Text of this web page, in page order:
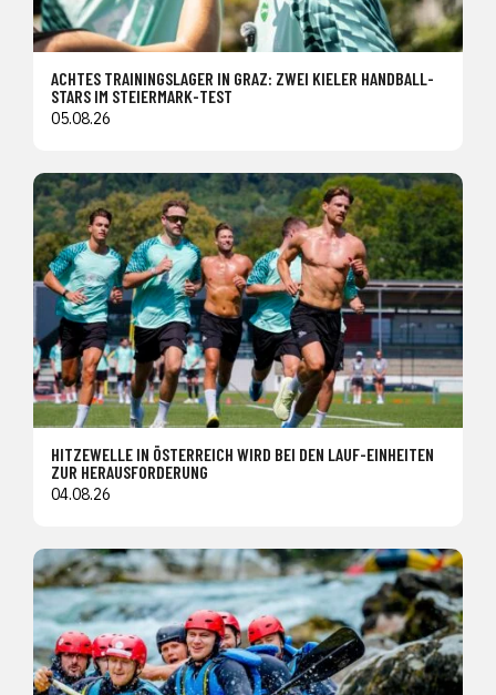
ACHTES TRAININGSLAGER IN GRAZ: ZWEI KIELER HANDBALL-
STARS IM STEIERMARK-TEST
05.08.26
HITZEWELLE IN ÖSTERREICH WIRD BEI DEN LAUF-EINHEITEN
ZUR HERAUSFORDERUNG
04.08.26